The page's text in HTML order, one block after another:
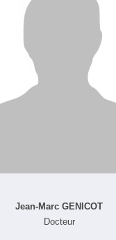
Jean-Marc GENICOT
Docteur